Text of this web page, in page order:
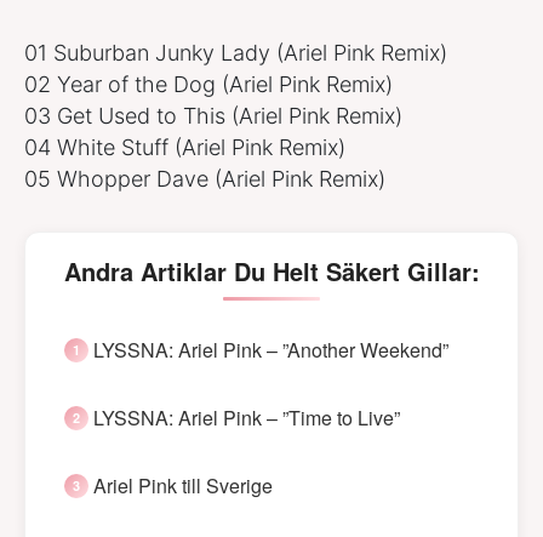
01 Suburban Junky Lady (Ariel Pink Remix)
02 Year of the Dog (Ariel Pink Remix)
03 Get Used to This (Ariel Pink Remix)
04 White Stuff (Ariel Pink Remix)
05 Whopper Dave (Ariel Pink Remix)
Andra Artiklar Du Helt Säkert Gillar:
LYSSNA: Ariel Pink – ”Another Weekend”
LYSSNA: Ariel Pink – ”Time to Live”
Ariel Pink till Sverige